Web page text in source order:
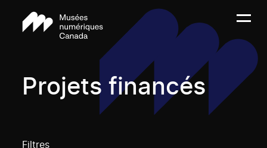
Projets financés
Filtres